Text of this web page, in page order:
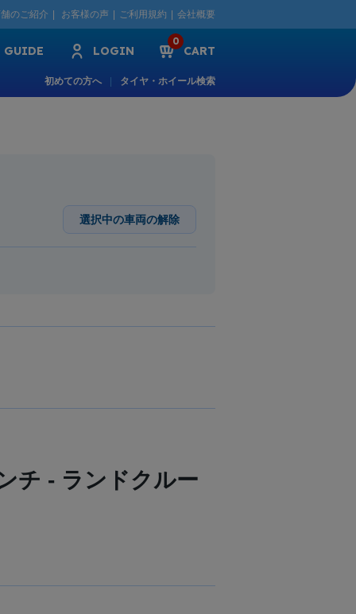
のご紹介 お客様の声 ご利用規約 会社概要
GUIDE LOGIN
0
CART
初めての方へ タイヤ・ホイール検索
選択中の車両の解除
チ - ランドクルー